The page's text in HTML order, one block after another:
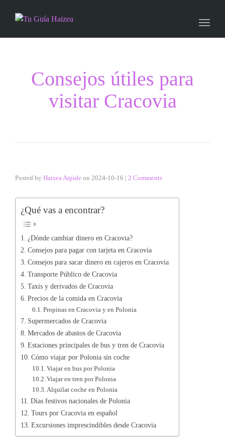
Consejos útiles para
visitar Cracovia
Posted by Haizea Arpide on 2024-10-16 | 2 Comments
¿Qué vas a encontrar?
¿Dónde cambiar dinero en Cracovia?
Consejos para pagar con tarjeta en Cracovia
Consejos para sacar dinero en cajeros en Cracovia
Transporte Público de Cracovia
Taxis y derivados de Cracovia
Precios de la comida en Cracovia
Propinas en Cracovia y en Polonia
Supermercados de Cracovia
Mercados de abastos de Cracovia
Estaciones principales de bus y tren de Cracovia
Cómo viajar por Polonia sin coche
Viajar en bus por Polonia
Viajar en tren por Polonia
Alquilar coche en Polonia
Días festivos nacionales de Polonia
Tours por Cracovia en español
Excursiones imprescindibles desde Cracovia